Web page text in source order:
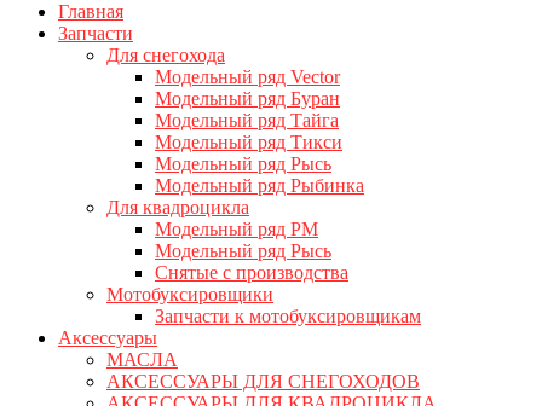
Главная
Запчасти
Для снегохода
Модельный ряд Vector
Модельный ряд Буран
Модельный ряд Тайга
Модельный ряд Тикси
Модельный ряд Рысь
Модельный ряд Рыбинка
Для квадроцикла
Модельный ряд РМ
Модельный ряд Рысь
Снятые с производства
Мотобуксировщики
Запчасти к мотобуксировщикам
Аксессуары
МАСЛА
АКСЕССУАРЫ ДЛЯ СНЕГОХОДОВ